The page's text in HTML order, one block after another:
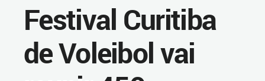
Festival Curitiba
de Voleibol vai